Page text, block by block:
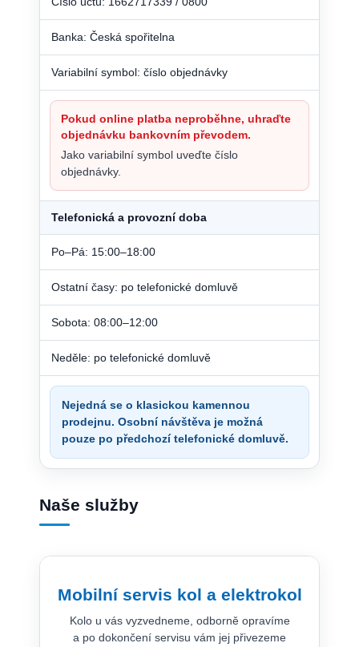
Banka: Česká spořitelna
Variabilní symbol: číslo objednávky
Pokud online platba neproběhne, uhraďte
objednávku bankovním převodem.
Jako variabilní symbol uveďte číslo
objednávky.
Telefonická a provozní doba
Po–Pá: 15:00–18:00
Ostatní časy: po telefonické domluvě
Sobota: 08:00–12:00
Neděle: po telefonické domluvě
Nejedná se o klasickou kamennou
prodejnu. Osobní návštěva je možná
pouze po předchozí telefonické domluvě.
Naše služby
Mobilní servis kol a elektrokol
Kolo u vás vyzvedneme, odborně opravíme
a po dokončení servisu vám jej přivezeme